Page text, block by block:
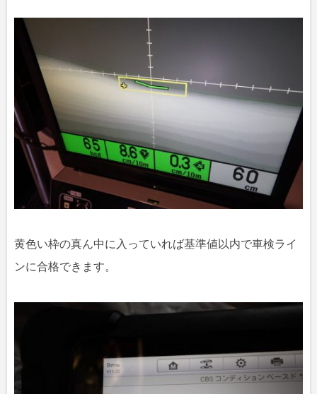
黄色い枠の真ん中に入っていれば基準値以内で車検ライ
ンに合格できます。